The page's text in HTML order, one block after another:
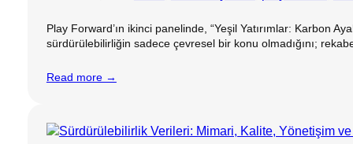
Play Forward’ın ikinci panelinde, “Yeşil Yatırımlar: Karbon
sürdürülebilirliğin sadece çevresel bir konu olmadığını;
Read more →